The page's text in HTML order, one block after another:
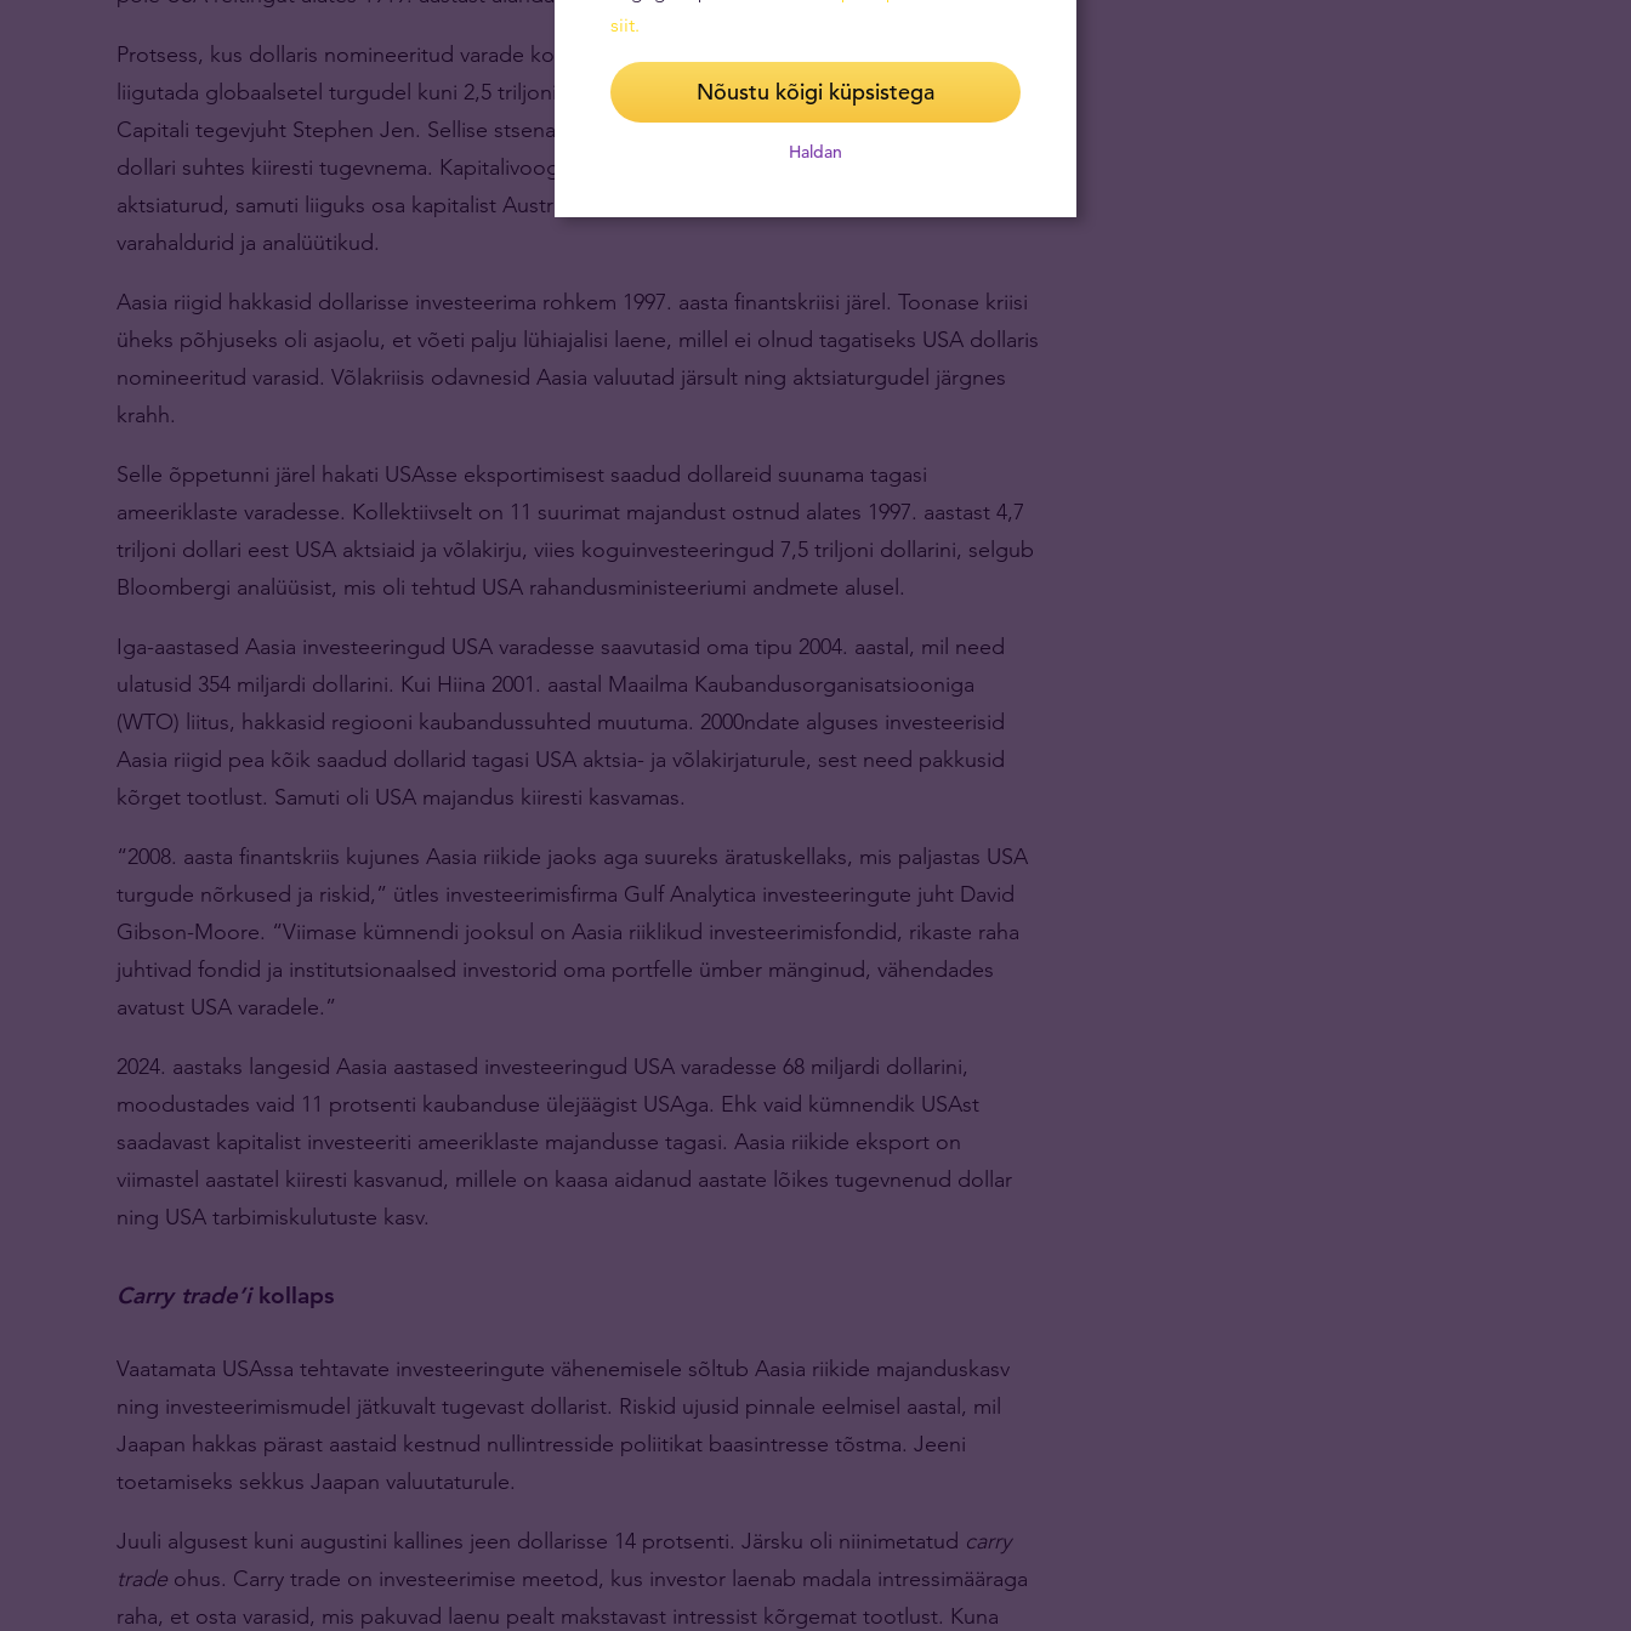
Protsess, kus dollaris nomineeritud varade kogumise asemel neid müüma hakatakse, võib
liigutada globaalsetel turgudel kuni 2,5 triljonit dollarit, ütles investeerimisfirma Eurizon SLJ
Capitali tegevjuht Stephen Jen. Sellise stsenaariumi puhul hakkaks arenevate turgude valuutad
dollari suhtes kiiresti tugevnema. Kapitalivoogudest saavad siis kasu Euroopa ja Jaapani
aktsiaturud, samuti liiguks osa kapitalist Austraalia ja Kanada võlakirjadesse, ütlevad
varahaldurid ja analüütikud.
Aasia riigid hakkasid dollarisse investeerima rohkem 1997. aasta finantskriisi järel. Toonase kriisi
üheks põhjuseks oli asjaolu, et võeti palju lühiajalisi laene, millel ei olnud tagatiseks USA dollaris
nomineeritud varasid. Võlakriisis odavnesid Aasia valuutad järsult ning aktsiaturgudel järgnes
krahh.
Selle õppetunni järel hakati USAsse eksportimisest saadud dollareid suunama tagasi
ameeriklaste varadesse. Kollektiivselt on 11 suurimat majandust ostnud alates 1997. aastast 4,7
triljoni dollari eest USA aktsiaid ja võlakirju, viies koguinvesteeringud 7,5 triljoni dollarini, selgub
Bloombergi analüüsist, mis oli tehtud USA rahandusministeeriumi andmete alusel.
Iga-aastased Aasia investeeringud USA varadesse saavutasid oma tipu 2004. aastal, mil need
ulatusid 354 miljardi dollarini. Kui Hiina 2001. aastal Maailma Kaubandusorganisatsiooniga
(WTO) liitus, hakkasid regiooni kaubandussuhted muutuma. 2000ndate alguses investeerisid
Aasia riigid pea kõik saadud dollarid tagasi USA aktsia- ja võlakirjaturule, sest need pakkusid
kõrget tootlust. Samuti oli USA majandus kiiresti kasvamas.
“2008. aasta finantskriis kujunes Aasia riikide jaoks aga suureks äratuskellaks, mis paljastas USA
turgude nõrkused ja riskid,” ütles investeerimisfirma Gulf Analytica investeeringute juht David
Gibson-Moore. “Viimase kümnendi jooksul on Aasia riiklikud investeerimisfondid, rikaste raha
juhtivad fondid ja institutsionaalsed investorid oma portfelle ümber mänginud, vähendades
avatust USA varadele.”
2024. aastaks langesid Aasia aastased investeeringud USA varadesse 68 miljardi dollarini,
moodustades vaid 11 protsenti kaubanduse ülejäägist USAga. Ehk vaid kümnendik USAst
saadavast kapitalist investeeriti ameeriklaste majandusse tagasi. Aasia riikide eksport on
viimastel aastatel kiiresti kasvanud, millele on kaasa aidanud aastate lõikes tugevnenud dollar
ning USA tarbimiskulutuste kasv.
Carry trade’i kollaps
Vaatamata USAssa tehtavate investeeringute vähenemisele sõltub Aasia riikide majanduskasv
ning investeerimismudel jätkuvalt tugevast dollarist. Riskid ujusid pinnale eelmisel aastal, mil
Jaapan hakkas pärast aastaid kestnud nullintresside poliitikat baasintresse tõstma. Jeeni
toetamiseks sekkus Jaapan valuutaturule.
Juuli algusest kuni augustini kallines jeen dollarisse 14 protsenti. Järsku oli niinimetatud carry
trade ohus. Carry trade on investeerimise meetod, kus investor laenab madala intressimääraga
raha, et osta varasid, mis pakuvad laenu pealt makstavast intressist kõrgemat tootlust. Kuna
siit.
Nõustu kõigi küpsistega
Haldan